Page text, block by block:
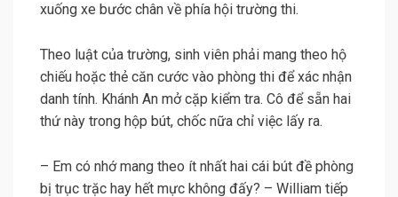
xuống xe bước chân về phía hội trường thi.
Theo luật của trường, sinh viên phải mang theo hộ
chiếu hoặc thẻ căn cước vào phòng thi để xác nhận
danh tính. Khánh An mở cặp kiểm tra. Cô để sẵn hai
thứ này trong hộp bút, chốc nữa chỉ việc lấy ra.
– Em có nhớ mang theo ít nhất hai cái bút đề phòng
bị trục trặc hay hết mực không đấy? – William tiếp